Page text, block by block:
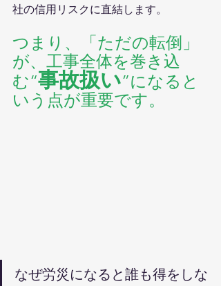
社の信用リスクに直結します。
つまり、「ただの転倒」
が、工事全体を巻き込
む“事故扱い”になると
いう点が重要です。
なぜ労災になると誰も得をしな